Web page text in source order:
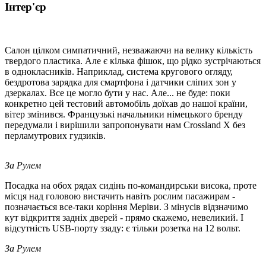
Інтер'єр
Салон цілком симпатичний, незважаючи на велику кількість
твердого пластика. Але є кілька фішок, що рідко зустрічаються
в однокласників. Наприклад, система кругового огляду,
бездротова зарядка для смартфона і датчики сліпих зон у
дзеркалах. Все це могло бути у нас. Але... не буде: поки
конкретно цей тестовий автомобіль доїхав до нашої країни,
вітер змінився. Французькі начальники німецького бренду
передумали і вирішили запропонувати нам Crossland X без
перламутрових гудзиків.
За Рулем
Посадка на обох рядах сидінь по-командирськи висока, проте
місця над головою вистачить навіть рослим пасажирам -
позначається все-таки коріння Меріви. З мінусів відзначимо
кут відкриття задніх дверей - прямо скажемо, невеликий. І
відсутність USB-порту ззаду: є тільки розетка на 12 вольт.
За Рулем